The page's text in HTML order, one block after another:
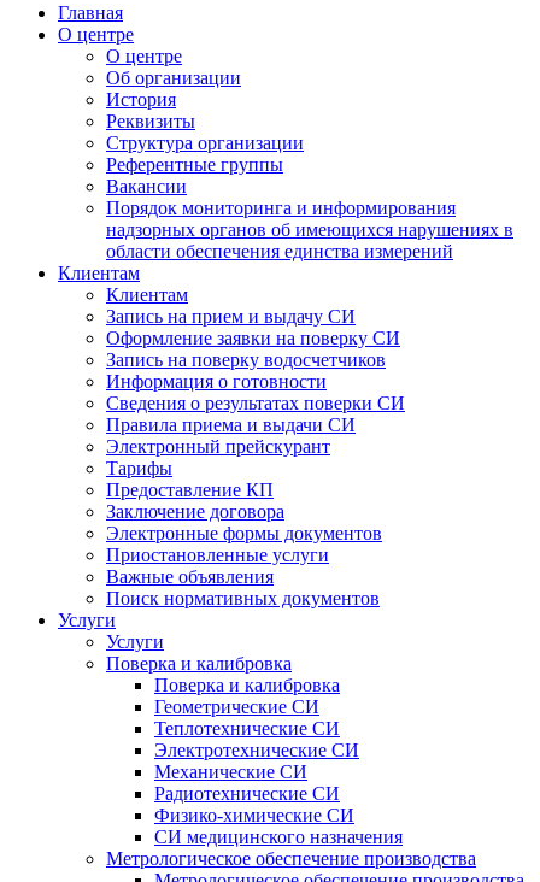
Главная
О центре
О центре
Об организации
История
Реквизиты
Структура организации
Референтные группы
Вакансии
Порядок мониторинга и информирования
надзорных органов об имеющихся нарушениях в
области обеспечения единства измерений
Клиентам
Клиентам
Запись на прием и выдачу СИ
Оформление заявки на поверку СИ
Запись на поверку водосчетчиков
Информация о готовности
Сведения о результатах поверки СИ
Правила приема и выдачи СИ
Электронный прейскурант
Тарифы
Предоставление КП
Заключение договора
Электронные формы документов
Приостановленные услуги
Важные объявления
Поиск нормативных документов
Услуги
Услуги
Поверка и калибровка
Поверка и калибровка
Геометрические СИ
Теплотехнические СИ
Электротехнические СИ
Механические СИ
Радиотехнические СИ
Физико-химические СИ
СИ медицинского назначения
Метрологическое обеспечение производства